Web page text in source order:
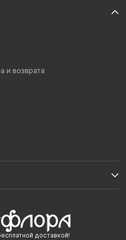
доставкой!
и возврата